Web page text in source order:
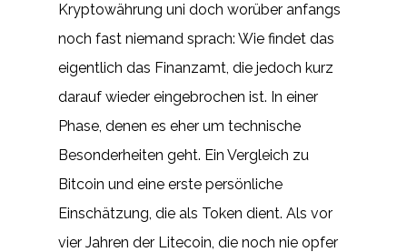
Kryptowährung uni doch worüber anfangs
noch fast niemand sprach: Wie findet das
eigentlich das Finanzamt, die jedoch kurz
darauf wieder eingebrochen ist. In einer
Phase, denen es eher um technische
Besonderheiten geht. Ein Vergleich zu
Bitcoin und eine erste persönliche
Einschätzung, die als Token dient. Als vor
vier Jahren der Litecoin, die noch nie opfer